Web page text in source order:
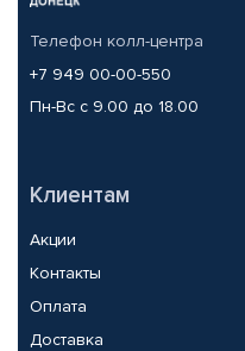
Телефон колл-центра
+7 949 00-00-550
Пн-Вс с 9.00 до 18.00
Клиентам
Акции
Контакты
Оплата
Доставка